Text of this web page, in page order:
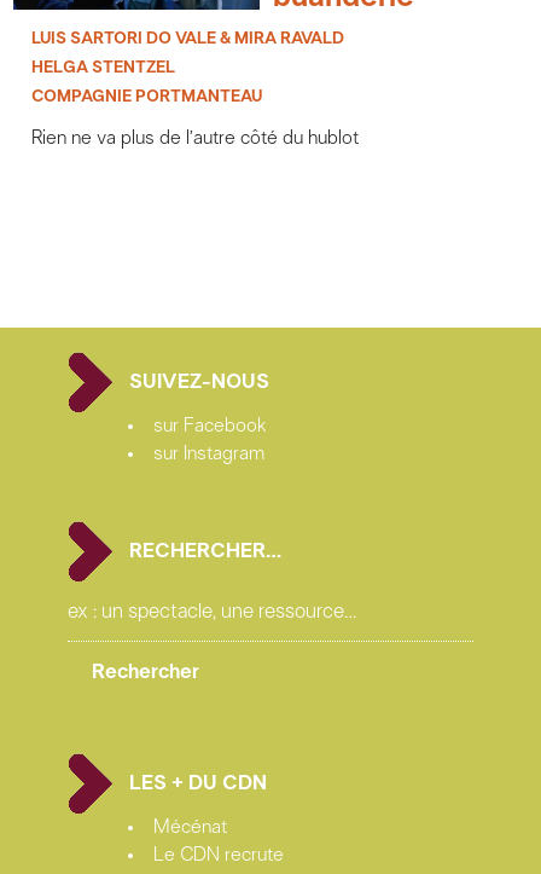
LUIS SARTORI DO VALE & MIRA RAVALD
HELGA STENTZEL
COMPAGNIE PORTMANTEAU
Rien ne va plus de l’autre côté du hublot
SUIVEZ-NOUS
sur Facebook
sur Instagram
RECHERCHER…
LES + DU CDN
Mécénat
Le CDN recrute